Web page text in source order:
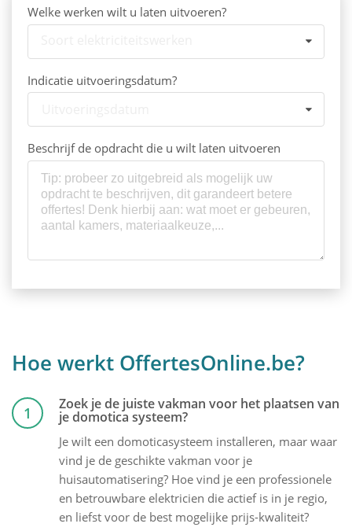
Welke werken wilt u laten uitvoeren?
Indicatie uitvoeringsdatum?
Beschrijf de opdracht die u wilt laten uitvoeren
Hoe werkt OffertesOnline.be?
1 Zoek je de juiste vakman voor het plaatsen van
je domotica systeem?
Je wilt een domoticasysteem installeren, maar waar
vind je de geschikte vakman voor je
huisautomatisering? Hoe vind je een professionele
en betrouwbare elektricien die actief is in je regio,
en liefst voor de best mogelijke prijs-kwaliteit?